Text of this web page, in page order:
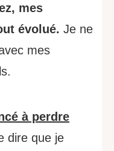
mes
évolué. Je ne
mes
à perdre
dire que je